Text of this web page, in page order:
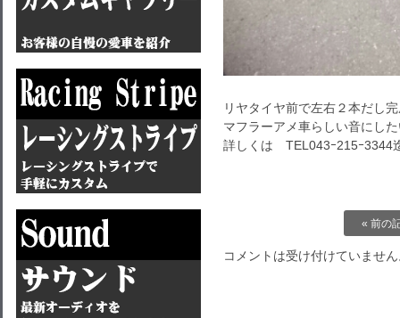
リヤタイヤ前で左右２本だし
マフラーアメ車らしい音にし
詳しくは TEL043ｰ215ｰ3344
« 前の
コメントは受け付けていませ